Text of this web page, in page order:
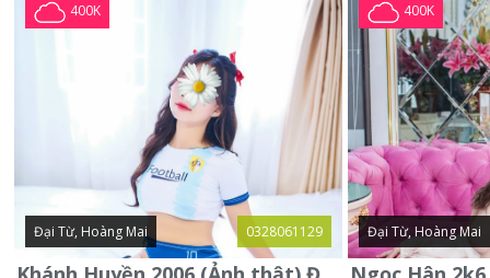
400K
Đại Từ, Hoàng Mai 0328061129
400K
Đại Từ, Hoàng Mai